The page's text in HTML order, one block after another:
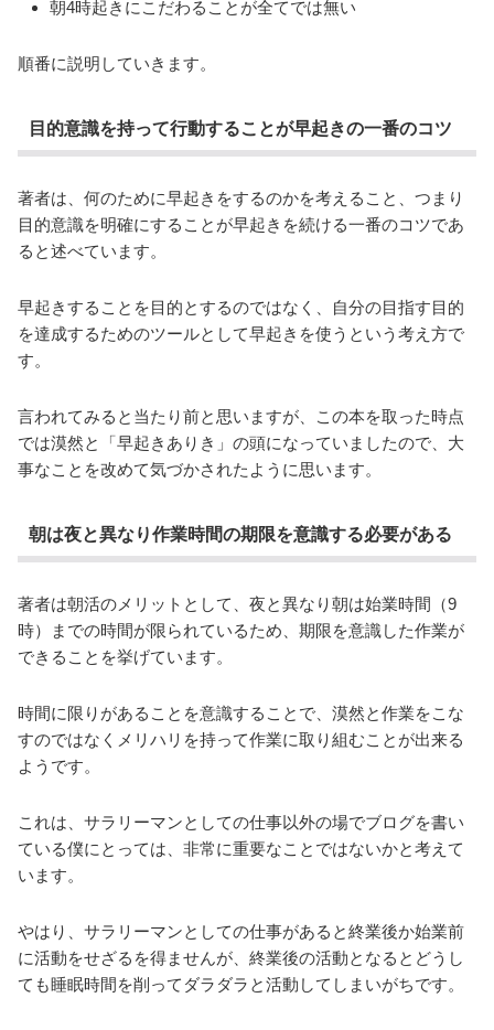
朝4時起きにこだわることが全てでは無い
順番に説明していきます。
目的意識を持って行動することが早起きの一番のコツ
著者は、何のために早起きをするのかを考えること、つまり
目的意識を明確にすることが早起きを続ける一番のコツであ
ると述べています。
早起きすることを目的とするのではなく、自分の目指す目的
を達成するためのツールとして早起きを使うという考え方で
す。
言われてみると当たり前と思いますが、この本を取った時点
では漠然と「早起きありき」の頭になっていましたので、大
事なことを改めて気づかされたように思います。
朝は夜と異なり作業時間の期限を意識する必要がある
著者は朝活のメリットとして、夜と異なり朝は始業時間（9
時）までの時間が限られているため、期限を意識した作業が
できることを挙げています。
時間に限りがあることを意識することで、漠然と作業をこな
すのではなくメリハリを持って作業に取り組むことが出来る
ようです。
これは、サラリーマンとしての仕事以外の場でブログを書い
ている僕にとっては、非常に重要なことではないかと考えて
います。
やはり、サラリーマンとしての仕事があると終業後か始業前
に活動をせざるを得ませんが、終業後の活動となるとどうし
ても睡眠時間を削ってダラダラと活動してしまいがちです。